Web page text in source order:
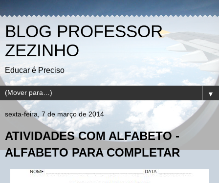
BLOG PROFESSOR
ZEZINHO
Educar é Preciso
▼
sexta-feira, 7 de março de 2014
ATIVIDADES COM ALFABETO -
ALFABETO PARA COMPLETAR